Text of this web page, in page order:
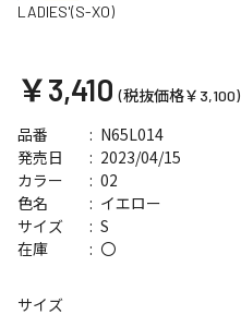
LADIES'(S-XO)
￥3,410 (税抜価格￥3,100)
品番 N65L014
発売日 2023/04/15
サイズ S
カラー 02
在庫 〇
色名 イエロー
サイズ